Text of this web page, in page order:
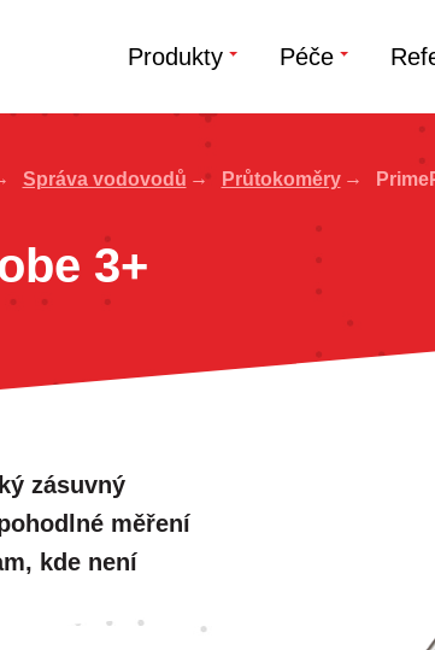
Produkty Péče
Správa vodovodů Průtokoměry
3+
zásuvný
měření
kde není